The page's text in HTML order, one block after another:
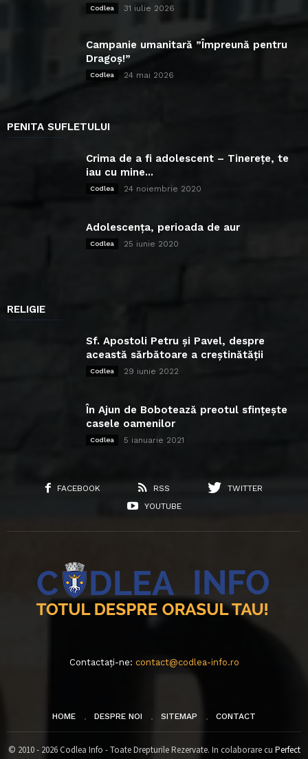
Codlea 31 iulie 2026
Campanie umanitară ”Împreună pentru
Dragoș!”
Codlea 24 mai 2026
PENITA SUFLETULUI
Crima de a fi adolescent – Tinerețe, te
iau cu mine...
Codlea 24 noiembrie 2020
Adolescența, perioada de aur
Codlea 25 iunie 2020
RELIGIE
Sf. Apostoli Petru și Pavel, despre
această sărbătoare a creștinătății
Codlea 29 iunie 2022
În Ajun de Bobotează preotul sfințește
casele oamenilor
Codlea 5 ianuarie 2021
FACEBOOK RSS
TWITTER
YOUTUBE
Contactați-ne: contact@codlea-info.ro
HOME DESPRE NOI SITEMAP CONTACT
© 2010 - 2026 Codlea Info - Toate Drepturile Rezervate. In colaborare cu Perfect